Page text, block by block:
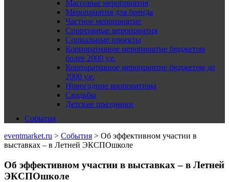
Массовые мероприятия
Мероприятия для бренда
Частное мероприятие
Спортивные мероприятия
Социальные проекты
Корпоративное мероприятие бюджетом
более 2000 у.е.
Корпоративное мероприятие бюджетом до
2000 у.е.
Новогодние корпоративы
Свадьбы
Детские праздники
События
eventmarket.ru > События > Об эффективном участии в
выставках – в Летней ЭКСПОшколе
Об эффективном участии в выставках – в Летней
ЭКСПОшколе